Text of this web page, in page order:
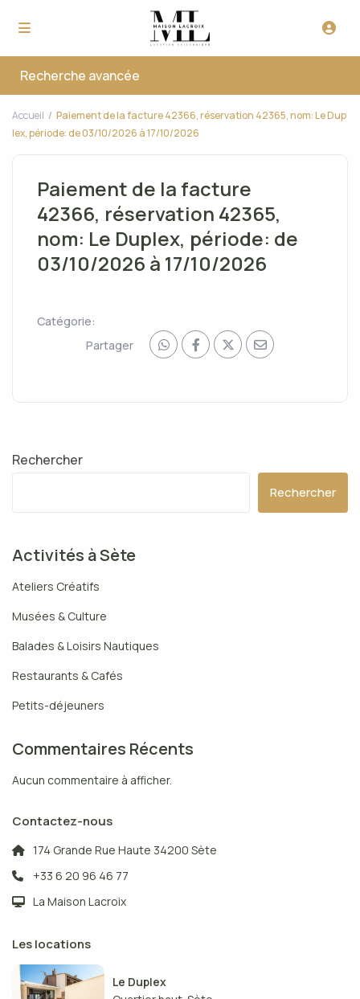
Recherche avancée
Accueil
Paiement de la facture 42366, réservation 42365, nom: Le Dup
lex, période: de 03/10/2026 à 17/10/2026
Paiement de la facture
42366, réservation 42365,
nom: Le Duplex, période: de
03/10/2026 à 17/10/2026
Catégorie:
Partager
Rechercher
Rechercher
Activités à Sète
Ateliers Créatifs
Musées & Culture
Balades & Loisirs Nautiques
Restaurants & Cafés
Petits-déjeuners
Commentaires Récents
Aucun commentaire à afficher.
Contactez-nous
174 Grande Rue Haute 34200 Sète
+33 6 20 96 46 77
La Maison Lacroix
Les locations
Le Duplex